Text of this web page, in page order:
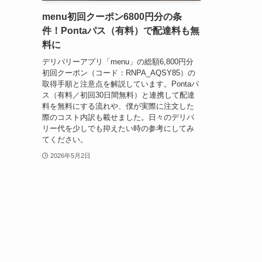
menu初回クーポン6800円分の条
件！Pontaパス（有料）で配達料も無
料に
デリバリーアプリ「menu」の総額6,800円分
初回クーポン（コード：RNPA_AQSY85）の
取得手順と注意点を解説しています。Pontaパ
ス（有料／初回30日間無料）と連携して配達
料を無料にする流れや、僕が実際に注文した
際のコスト内訳も載せました。日々のデリバ
リー代を少しでも抑えたい時の参考にしてみ
てください。
2026年5月2日